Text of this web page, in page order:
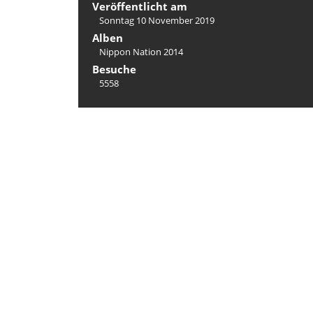
Veröffentlicht am
Sonntag 10 November 2019
Alben
Nippon Nation 2014
Besuche
5558